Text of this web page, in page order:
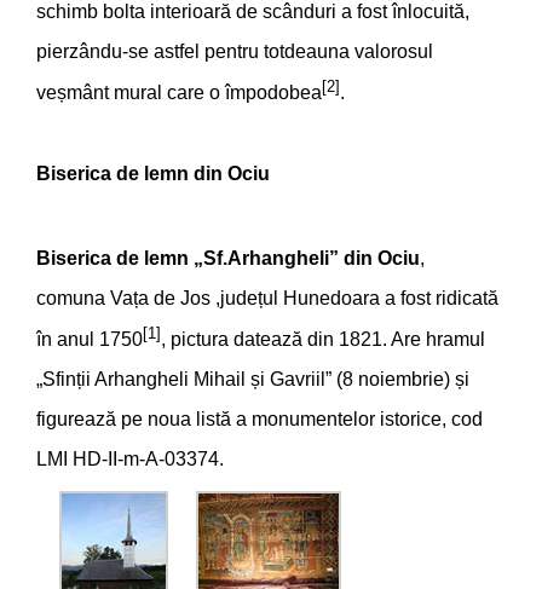
schimb bolta interioară de scânduri a fost înlocuită,
pierzându-se astfel pentru totdeauna valorosul
veșmânt mural care o împodobea[2] .
Biserica de lemn din Ociu
Biserica de lemn „Sf.Arhangheli” din Ociu,
comuna Vața de Jos ,județul Hunedoara a fost ridicată
în anul 1750[1] , pictura datează din 1821. Are hramul
„Sfinții Arhangheli Mihail și Gavriil” (8 noiembrie) și
figurează pe noua listă a monumentelor istorice, cod
LMI HD-II-m-A-03374.